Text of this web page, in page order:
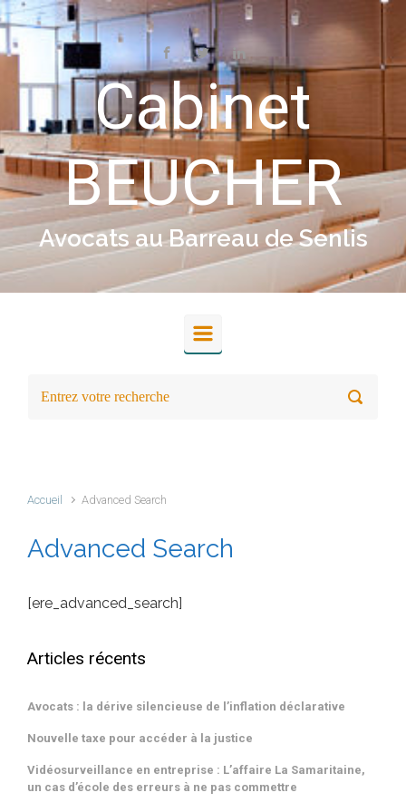
Skip to main content
Cabinet
BEUCHER
Avocats au Barreau de Senlis
Accueil Advanced Search
Advanced Search
[ere_advanced_search]
Articles récents
Avocats : la dérive silencieuse de l’inflation déclarative
Nouvelle taxe pour accéder à la justice
Vidéosurveillance en entreprise : L’affaire La Samaritaine,
un cas d’école des erreurs à ne pas commettre
Connexion
Flux des commentaires
Site de WordPress-FR
Pages et Articles Phares
BARÈME INDICATIF DES HONORAIRES
Cabinet de Maître Emmanuel BEUCHER avocat au Barreau de Senlis
Vice caché : l'agent immobilier doit être plus vigilant que l’acheteur.
Quand le déménagement de la mère aboutit au transfert de
résidence chez le père
CONTACT